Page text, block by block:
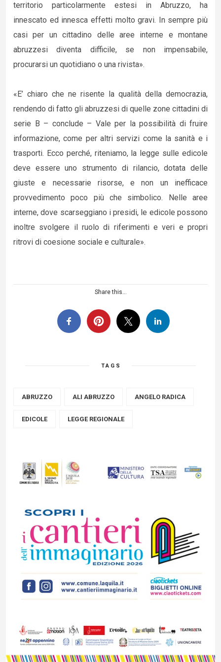
territorio particolarmente estesi in Abruzzo, ha
innescato ed innesca effetti molto gravi. In sempre più
casi per un cittadino delle aree interne e montane
abruzzesi diventa difficile, se non impensabile,
procurarsi un quotidiano o una rivista».
«E’ chiaro che ne risente la qualità della democrazia,
rendendo di fatto gli abruzzesi di quelle zone cittadini di
serie B – conclude – Vale per la possibilità di fruire
informazione, come per altri servizi come la sanità e i
trasporti. Ecco perché, riteniamo, la legge sulle edicole
deve essere uno strumento di rilancio, dotata delle
giuste e necessarie risorse, e non un inefficace
provvedimento poco più che simbolico. Nelle aree
interne, dove scarseggiano i presidi, le edicole possono
inoltre svolgere il ruolo di riferimenti e veri e propri
ritrovi di coesione sociale e culturale».
Share this...
TAGS
ABRUZZO ALI ABRUZZO ANGELO RADICA
EDICOLE LEGGE REGIONALE